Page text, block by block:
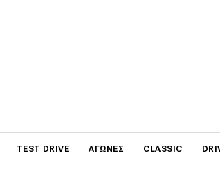
TEST DRIVE ΑΓΏΝΕΣ CLASSIC